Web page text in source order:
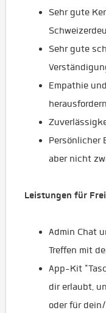
Sehr gute
Sehr gute
Empathie
Persönlicher
aber nicht
Leistungen für
Admin Chat
Treffen mit
App-Kit
dir erlaubt,
oder für